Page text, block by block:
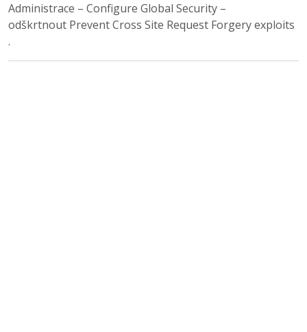
Administrace – Configure Global Security –
odškrtnout Prevent Cross Site Request Forgery exploits
.